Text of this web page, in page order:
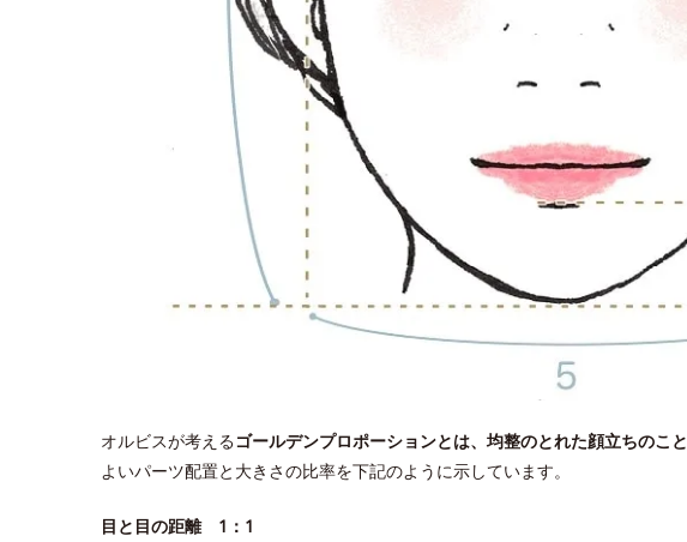
オルビスが考えるゴールデンプロポーションとは、均整のとれた顔立ちのこと
よいパーツ配置と大きさの比率を下記のように示しています。
目と目の距離 1：1